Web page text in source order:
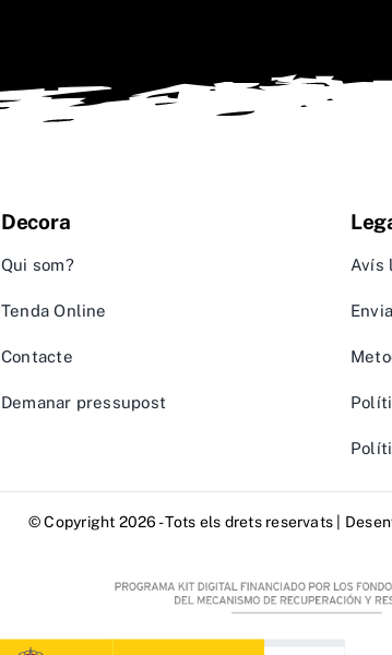
Decora
Qui som?
Tenda Online
Contacte
Demanar pressupost
Avís
© Copyright 2026 - Tots els drets reservats |